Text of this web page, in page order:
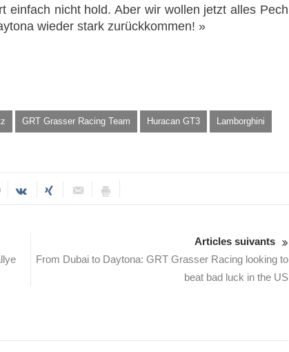
einfach nicht hold. Aber wir wollen jetzt alles Pech
wieder stark zurückkommen! »
GRT Grasser Racing Team Huracan GT3 Lamborghini
Articles suivants
From Dubai to Daytona: GRT Grasser Racing looking to
beat bad luck in the US